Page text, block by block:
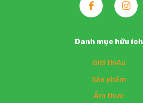
Danh mục hữu ích
Giới thiệu
Sản phẩm
Ẩm thực